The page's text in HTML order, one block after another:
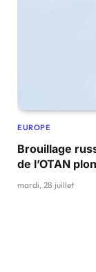
EUROPE
Brouillage
de l’OTAN
mardi, 28 juillet